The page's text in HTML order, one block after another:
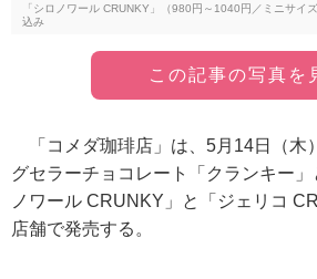
「シロノワール CRUNKY」（980円～1040円／ミニサ
込み
この記事の写真を
「コメダ珈琲店」は、5月14日（木
グセラーチョコレート「クランキー
ノワール CRUNKY」と「ジェリコ
店舗で発売する。